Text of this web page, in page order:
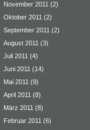
November 2011 (2)
Oktober 2011 (2)
September 2011 (2)
August 2011 (3)
Juli 2011 (4)
Juni 2011 (14)
Mai 2011 (9)
April 2011 (8)
März 2011 (8)
Februar 2011 (6)